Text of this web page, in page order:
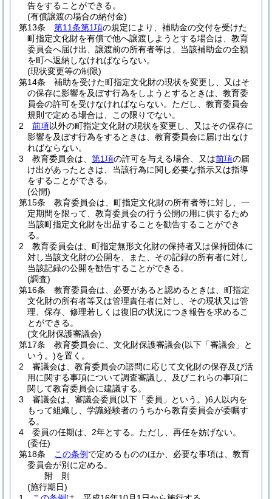
告をすることができる。
(有償譲渡の場合の納付金)
第13条
第11条第1項の規定により、補助金の交付を受けた
町指定文化財を有償で他へ譲渡しようとする場合は、教育
委員会へ届け出、譲渡前の所有者等は、当該補助金の全額
を町へ返納しなければならない。
(現状変更等の制限)
第14条
補助を受けた町指定文化財の現状を変更し、又はそ
の保存に影響を及ぼす行為をしようとするときは、教育委
員会の許可を受けなければならない。 ただし、教育委員会
規則で定める場合は、この限りでない。
2
前項以外の町指定文化財の現状を変更し、又はその保存に
影響を及ぼす行為をするときは、教育委員会に届け出なけ
ればならない。
3
教育委員会は、 第1項の許可を与える場合、又は前項の届
け出があったときは、当該行為に関し必要な指示又は指導
をすることができる。
(公開)
第15条
教育委員会は、町指定文化財の所有者等に対し、一
定期間を限って、教育委員会の行う公開の用に供するため
当該町指定文化財を出品することを勧告することができ
る。
2
教育委員会は、町指定無形文化財の保持者又は保持団体に
対し当該文化財の公開を、また、その記録の所有者に対し
当該記録の公開を勧告することができる。
(調査)
第16条
教育委員会は、必要があると認めるときは、町指定
文化財の所有者等又は管理責任者に対し、その現状又は管
理、保存、修理若しくは復旧の状況につき報告を求めるこ
とができる。
(文化財保護審議会)
第17条
教育委員会に、文化財保護審議会(以下「審議会」と
いう。)を置く。
2
審議会は、教育委員会の諮問に応じて文化財の保存及び活
用に関する事項について調査審議し、及びこれらの事項に
関して教育委員会に建議する。
3
審議会は、審議会委員(以下「委員」という。)6人以内を
もって組織し、学識経験者のうちから教育委員会が委嘱す
る。
4
委員の任期は、2年とする。 ただし、再任を妨げない。
(委任)
第18条
この条例 で定めるもののほか、必要な事項は、教育
委員会が別に定める。
附 則
(施行期日)